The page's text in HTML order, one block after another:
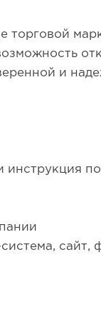
торговой
и
инструкция
сайт,